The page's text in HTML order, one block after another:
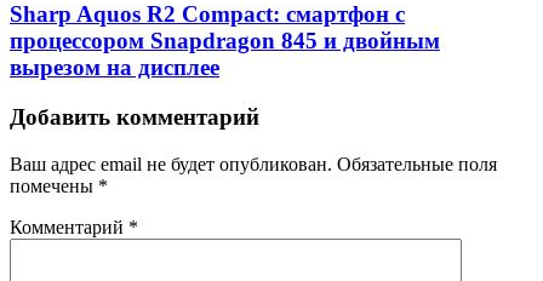
Sharp Aquos R2 Compact: смартфон с
процессором Snapdragon 845 и двойным
вырезом на дисплее
Добавить комментарий
Ваш адрес email не будет опубликован. Обязательные поля
помечены *
Комментарий *